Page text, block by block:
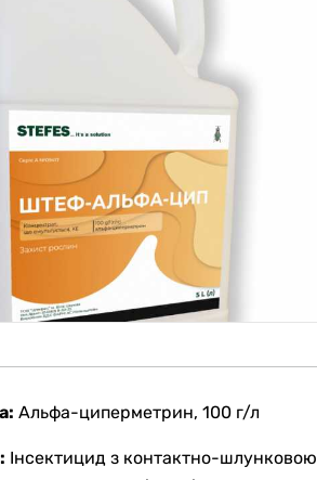
Альфа-циперметрин, 100 г/л
Інсектицид з контактно-шлунковою